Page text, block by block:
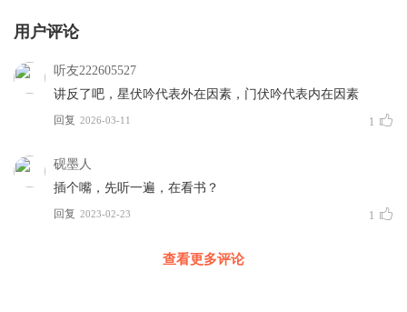
用户评论
听友222605527
讲反了吧，星伏吟代表外在因素，门伏吟代表内在因素
回复 2026-03-11 1
砚墨人
插个嘴，先听一遍，在看书？
回复 2023-02-23 1
查看更多评论